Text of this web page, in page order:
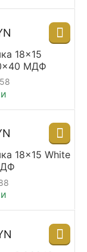
18x15
МДФ
18x15 White